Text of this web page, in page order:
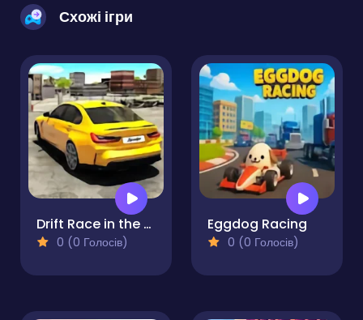
Схожі ігри
Drift Race in the Open World
0 (0 Голосів)
Eggdog Racing
0 (0 Голосів)